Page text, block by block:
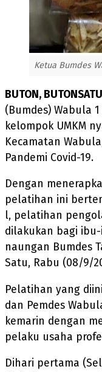
Ketua Bumdes
BUTON,
(Bumdes) Wabula
kelompok UMKM
Kecamatan
Pandemi Covid-19.
Dengan
pelatihan ini
l, pelatihan
dilakukan bagi
naungan Bumdes
Satu, Rabu (08/9/
Pelatihan yang
dan Pemdes
kemarin dengan
pelaku usaha
Dihari pertama